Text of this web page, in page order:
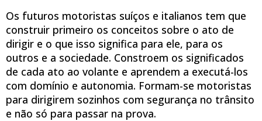
Os futuros motoristas suíços e italianos tem que
construir primeiro os conceitos sobre o ato de
dirigir e o que isso significa para ele, para os
outros e a sociedade. Constroem os significados
de cada ato ao volante e aprendem a executá-los
com domínio e autonomia. Formam-se motoristas
para dirigirem sozinhos com segurança no trânsito
e não só para passar na prova.